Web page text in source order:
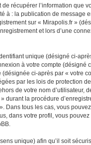
récupérer l’information que
à : la publication de message
sur « Mirapolis.fr »
et lors d’une
unique (désigné ci-
à votre compte (désigné
ci-après par « votre
par les lois de protection
de votre nom d’utilisateur,
durant la procédure
Dans tous les cas, vous
dans votre profil, vous
unique) afin qu’il soit